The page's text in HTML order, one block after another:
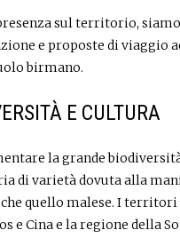
sul territorio,
e proposte di viaggio
birmano.
E CULTURA
la grande
di varietà dovuta alla
quello malese. I
e Cina e la regione della